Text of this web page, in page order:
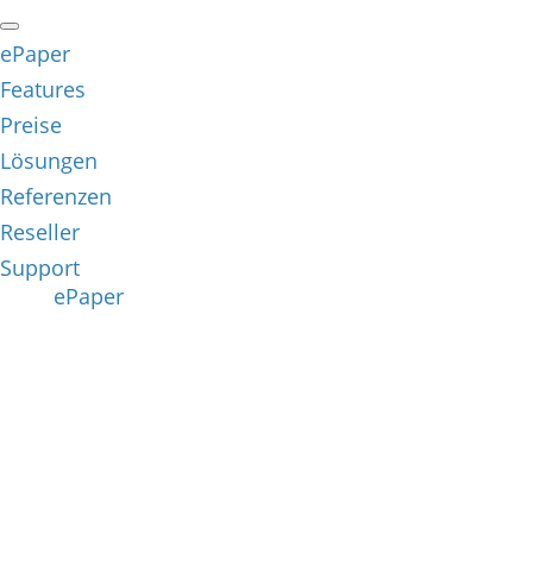
ePaper
Features
Preise
Lösungen
Referenzen
Reseller
Support
ePaper